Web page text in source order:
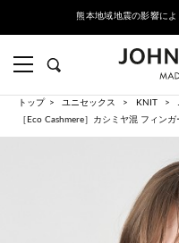
熊本地域地震の影響に
トップ ユニセックス KNIT
［Eco Cashmere］カシミヤ混 フィン